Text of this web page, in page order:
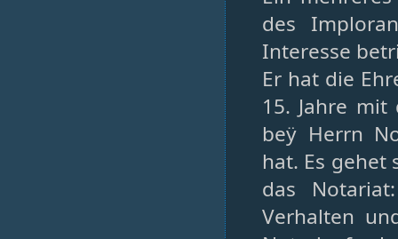
des
Interesse
Er hat die
15. Jahre
beÿ Herrn
hat. Es gehet
das
Verhalten